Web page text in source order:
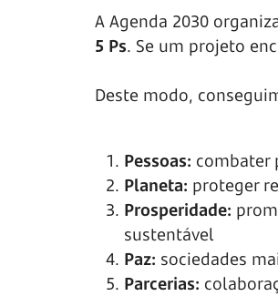
A Agenda 2030
5 Ps. Se um projeto
Deste modo,
Pessoas: combater
Planeta: proteger
Prosperidade:
sustentável
Paz: sociedades
Parcerias: